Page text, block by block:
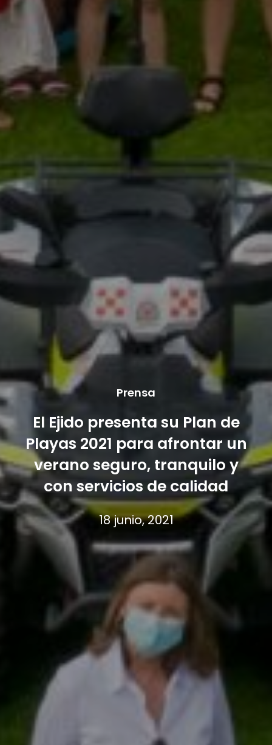
Prensa
El Ejido presenta su Plan de
Playas 2021 para afrontar un
verano seguro, tranquilo y
con servicios de calidad
18 junio, 2021